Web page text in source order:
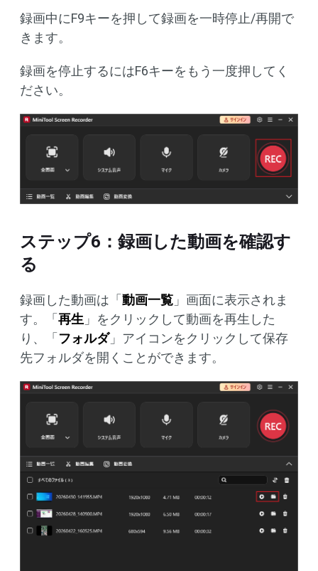
録画中にF9キーを押して録画を一時停止/再開で
きます。
録画を停止するにはF6キーをもう一度押してく
ださい。
ステップ6：録画した動画を確認す
る
録画した動画は「 動画一覧 」画面に表示されま
す。「 再生 」をクリックして動画を再生した
り、「 フォルダ」アイコンをクリックして保存
先フォルダを開くことができます。